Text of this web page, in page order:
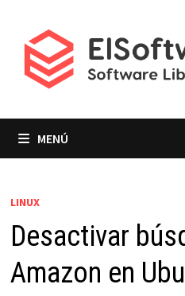
contenido
MENÚ
LINUX
Desactivar
Amazon en